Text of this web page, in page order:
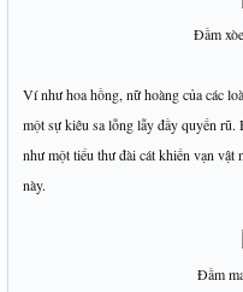
Đầm
Ví như hoa hồng, nữ hoàng của các
một sự kiêu sa lỗng lẫy đầy quyến rũ.
như một tiểu thư đài cát khiến vạn vật
này.
Đầm